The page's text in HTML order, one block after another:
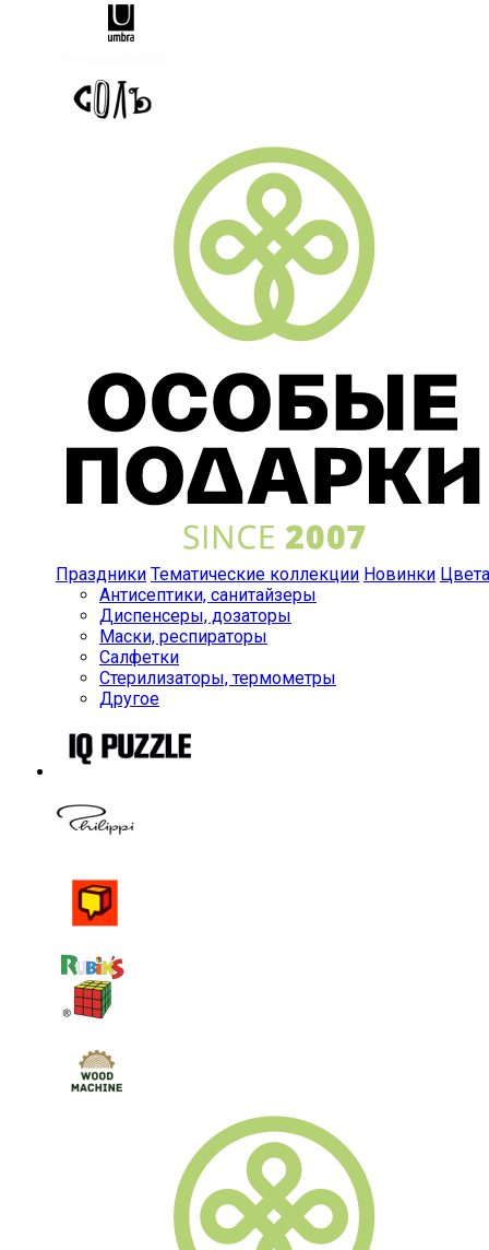
Праздники Тематические коллекции Новинки Цвета
Антисептики, санитайзеры
Диспенсеры, дозаторы
Маски, респираторы
Салфетки
Стерилизаторы, термометры
Другое